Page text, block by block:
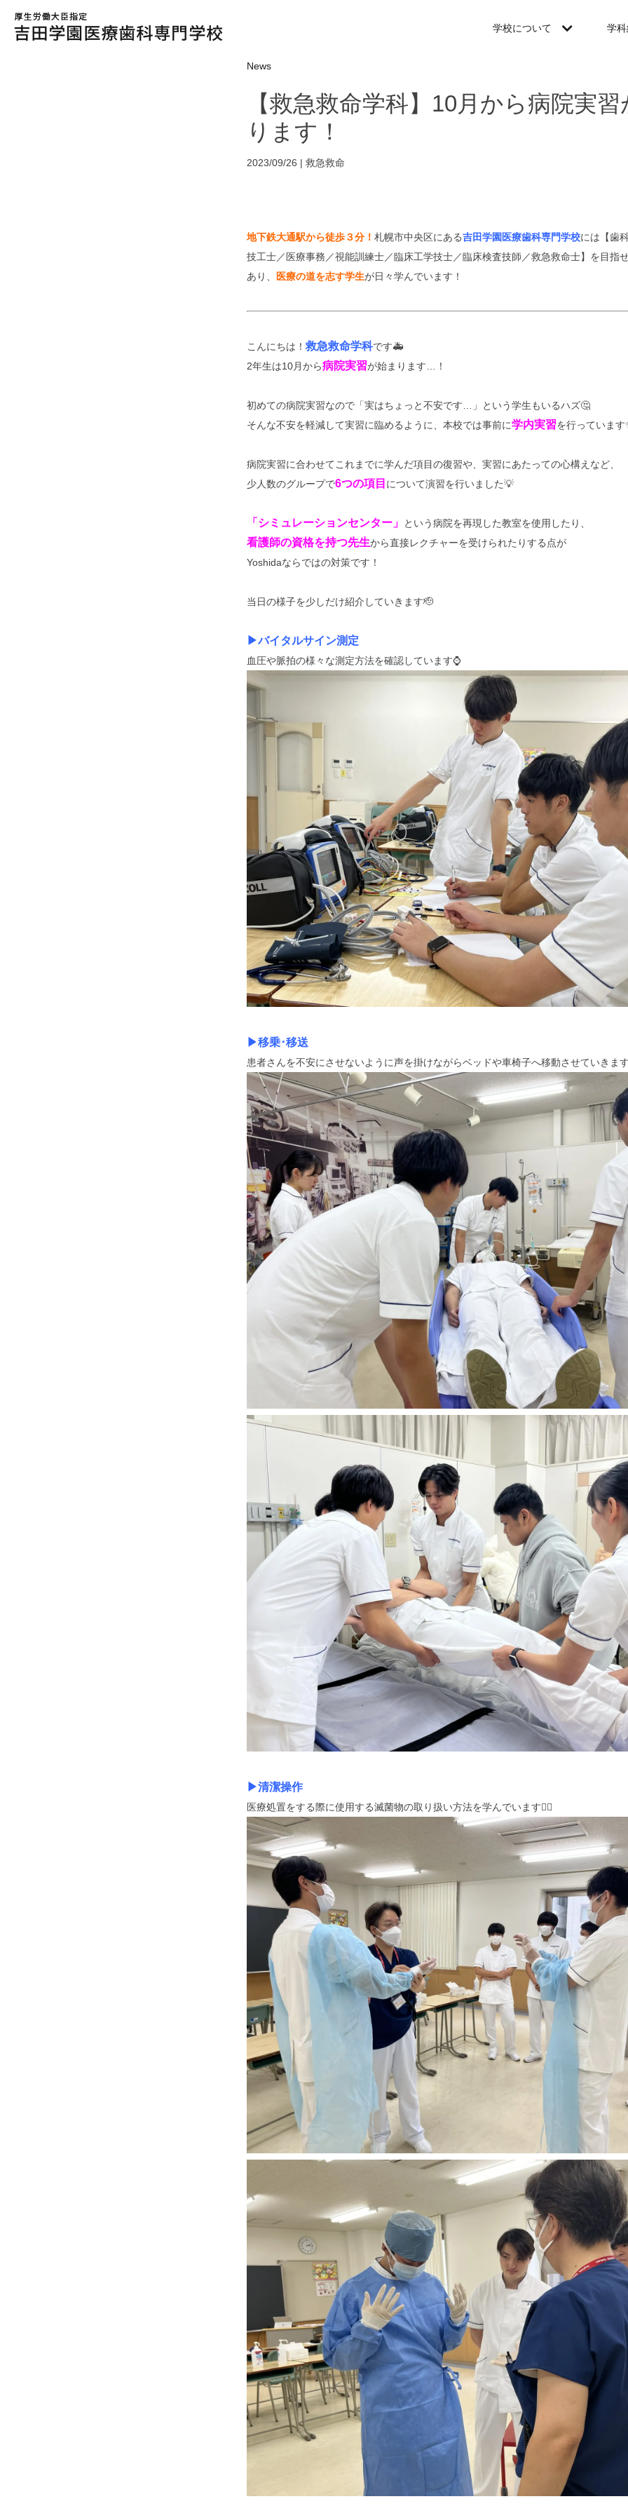
学校について 学
News
【救急救命学科】10月から病院実
ります！
2023/09/26 | 救急救命
地下鉄大通駅から徒歩３分！ 札幌市中央区にある吉田学園医療歯科専門学校には【歯
技工士／医療事務／視能訓練士／臨床工学技士／臨床検査技師／救急救命士】を目指
あり、
医療の道を志す学生が日々学んでいます！
こんにちは！救急救命学科です🚑
2年生は10月から病院実習が始まります…！
初めての病院実習なので「実はちょっと不安です…」という学生もいるハズ🤔
そんな不安を軽減して実習に臨めるように、本校では事前に学内実習を行っています
病院実習に合わせてこれまでに学んだ項目の復習や、実習にあたっての心構えなど、
少人数のグループで6つの項目 について演習を行いました💡
「シミュレーションセンター」 という病院を再現した教室を使用したり、
看護師の資格を持つ先生から直接レクチャーを受けられたりする点が
Yoshidaならではの対策です！
当日の様子を少しだけ紹介していきます🫡
▶バイタルサイン測定
血圧や脈拍の様々な測定方法を確認しています⌚
▶移乗･移送
患者さんを不安にさせないように声を掛けながらベッドや車椅子へ移動させていきま
▶清潔操作
医療処置をする際に使用する滅菌物の取り扱い方法を学んでいます🧑‍⚕️